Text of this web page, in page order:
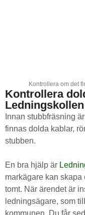
Kontrollera om det
Kontrollera
Ledningskollen
Innan stubbfräsning
finnas dolda kablar,
stubben.
En bra hjälp är
markägare kan skapa
tomt. När ärendet är
ledningsägare, som
kommunen. Du får